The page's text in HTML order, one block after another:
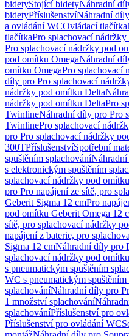
bidetyStojící bidetyNáhradní
bidetyPříslušenstvíNáhradní
a ovládání WCOvládací tlačítka
tlačítkaPro splachovací
Pro splachovací nádržky pod
pod omítku OmegaNáhradní
omítku OmegaPro splachovací
díly pro Pro splachovací
nádržky pod omítku Delta
nádržky pod omítku DeltaPro
TwinlineNáhradní díly pro Pro
TwinlinePro splachovací
pro Pro splachovací nádržky
300TPříslušenstvíSpotřební
spuštěním splachování
s elektronickým spuštěním
splachovací nádržky pod
pro Pro napájení ze sítě, pro
Geberit Sigma 12 cmPro
pod omítku Geberit Omega 12
sítě, pro splachovací nádržky
napájení z baterie, pro
Sigma 12 cmNáhradní díly pro
splachovací nádržky pod
s pneumatickým spuštěním
WC s pneumatickým
splachováníNáhradní díly pro
1 množství splachování
splachováníPříslušenství pro
Příslušenství pro ovládání WC